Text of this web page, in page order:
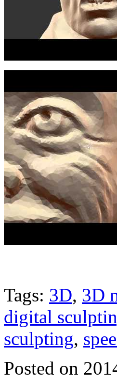
Tags: 3D, 3D
digital
sculpting,
Posted on